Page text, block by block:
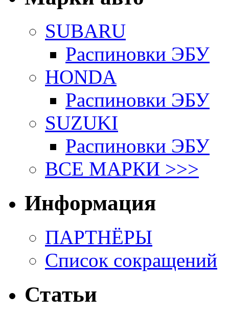
SUBARU
Распиновки ЭБУ
HONDA
Распиновки ЭБУ
SUZUKI
Распиновки ЭБУ
ВСЕ МАРКИ >>>
Информация
ПАРТНЁРЫ
Список сокращений
Статьи